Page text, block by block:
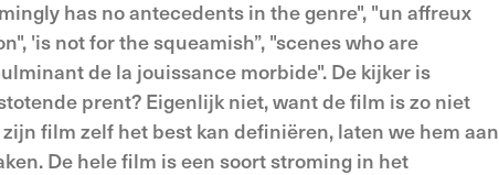
has no antecedents in the genre", "un affreux
'is not for the squeamish”, "scenes who are
de la jouissance morbide". De kijker is
prent? Eigenlijk niet, want de film is zo niet
film zelf het best kan definiëren, laten we hem aan
De hele film is een soort stroming in het